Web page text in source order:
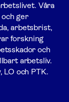
Våra
ger
arbetsbrist,
forskning
och
arbetsliv.
LO och PTK.